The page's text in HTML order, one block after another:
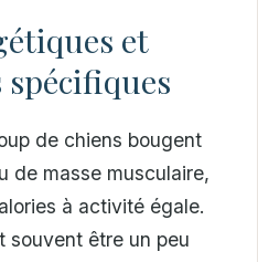
et
de chiens bougent
de masse musculaire,
à activité égale.
souvent être un peu